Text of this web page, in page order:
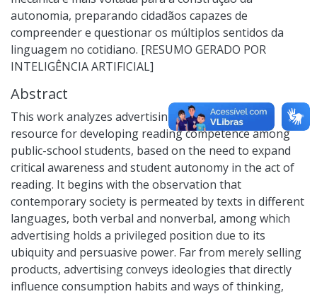
autonomia, preparando cidadãos capazes de
compreender e questionar os múltiplos sentidos da
linguagem no cotidiano. [RESUMO GERADO POR
INTELIGÊNCIA ARTIFICIAL]
Abstract
This work analyzes advertising as a pedagogical
resource for developing reading competence among
public-school students, based on the need to expand
critical awareness and student autonomy in the act of
reading. It begins with the observation that
contemporary society is permeated by texts in different
languages, both verbal and nonverbal, among which
advertising holds a privileged position due to its
ubiquity and persuasive power. Far from merely selling
products, advertising conveys ideologies that directly
influence consumption habits and ways of thinking,